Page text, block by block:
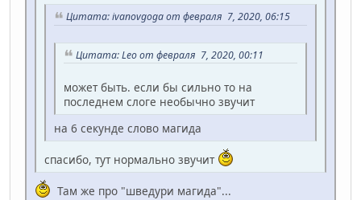
Цитата: ivanovgoga от февраля 7, 2020, 06:15
Цитата: Leo от февраля 7, 2020, 00:11
может быть. если бы сильно то на
последнем слоге необычно звучит
на 6 секунде слово магида
спасибо, тут нормально звучит
Там же про "шведури магида"...